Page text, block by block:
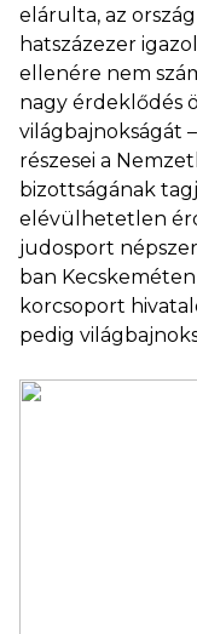
elárulta, az
hatszázezer
ellenére nem
nagy érdeklődés
világbajnokságát
részesei a
bizottságának
elévülhetetlen
judosport
ban
korcsoport
pedig